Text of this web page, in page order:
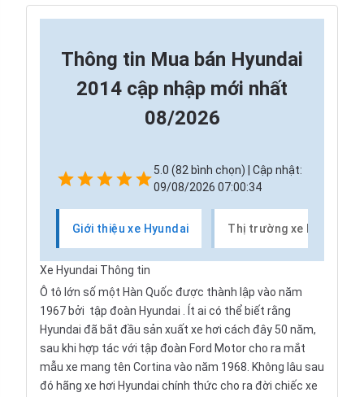
Thông tin Mua bán Hyundai
2014 cập nhập mới nhất
08/2026
5.0 (82 bình chọn) | Cập nhật:
09/08/2026 07:00:34
Giới thiệu xe Hyundai Thị trường xe Hyundai
Xe Hyundai Thông tin
Ô tô lớn số một Hàn Quốc được thành lập vào năm
1967 bởi tập đoàn Hyundai . Ít ai có thể biết rằng
Hyundai đã bắt đầu sản xuất xe hơi cách đây 50 năm,
sau khi hợp tác với tập đoàn Ford Motor cho ra mắt
mẫu xe mang tên Cortina vào năm 1968. Không lâu sau
đó hãng xe hơi Hyundai chính thức cho ra đời chiếc xe